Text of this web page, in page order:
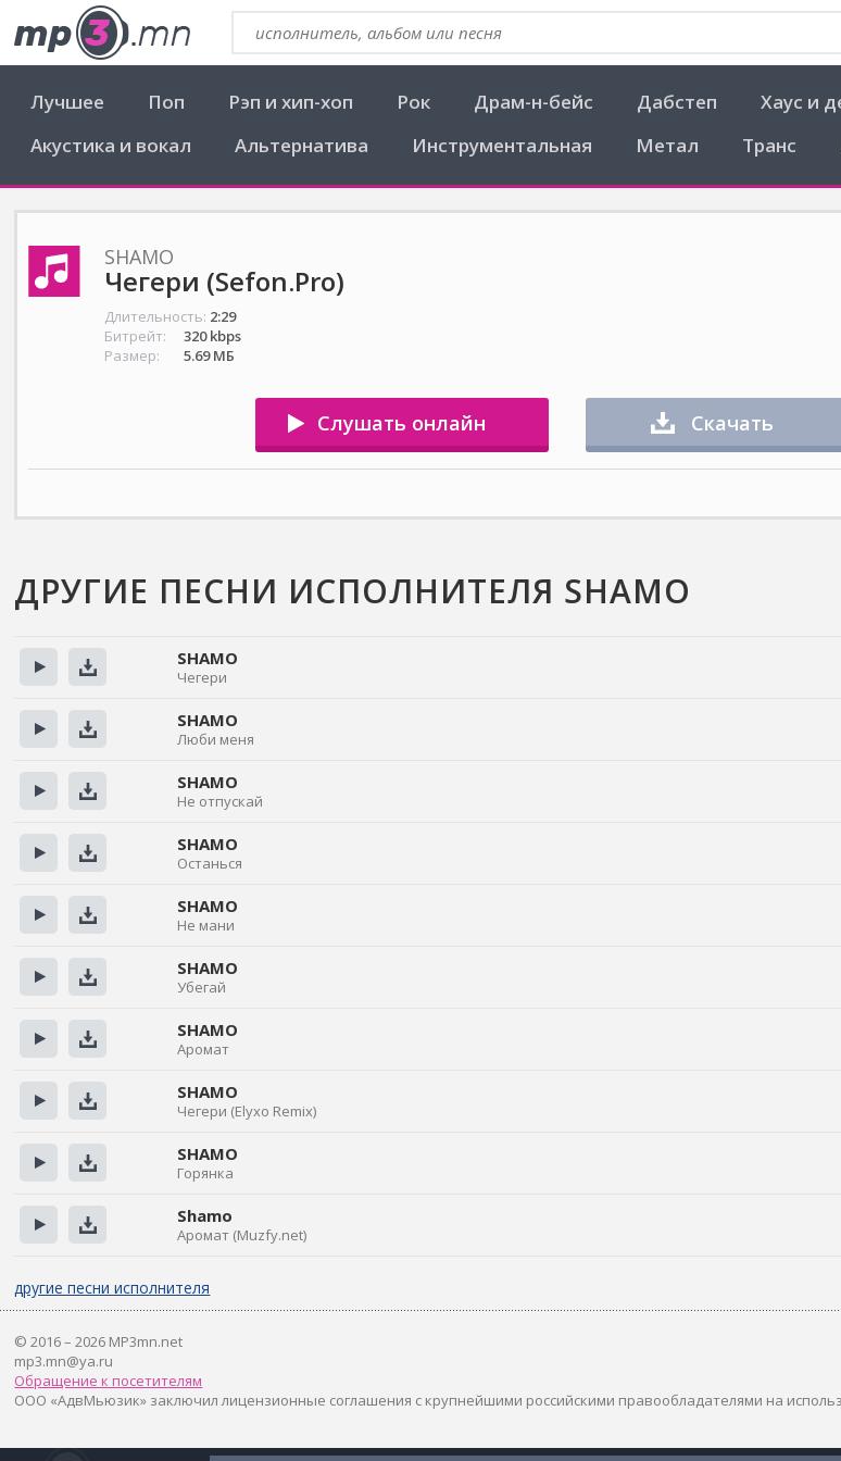
Лучшее Поп Рэп и хип-хоп Рок Драм-н-бейс Дабстеп Хаус и
Акустика и вокал
Альтернатива Инструментальная Метал Транс
SHAMO
Чегери (Sefon.Pro)
Длительность: 2:29
Битрейт:
320 kbps
Размер:
5.69 МБ
Слушать онлайн Скачать
ДРУГИЕ ПЕСНИ ИСПОЛНИТЕЛЯ SHAMO
SHAMO
Чегери
SHAMO
Люби меня
SHAMO
Не отпускай
SHAMO
Останься
SHAMO
Не мани
SHAMO
Убегай
SHAMO
Аромат
SHAMO
Чегери (Elyxo Remix)
SHAMO
Горянка
Shamo
Аромат (Muzfy.net)
другие песни исполнителя
© 2016 – 2026 MP3mn.net
mp3.mn@ya.ru
Обращение к посетителям
ООО «АдвМьюзик» заключил лицензионные соглашения с крупнейшими российскими правообладателями на